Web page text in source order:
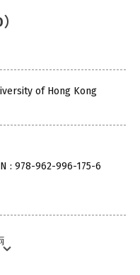
of Hong Kong
: 978-962-996-175-6